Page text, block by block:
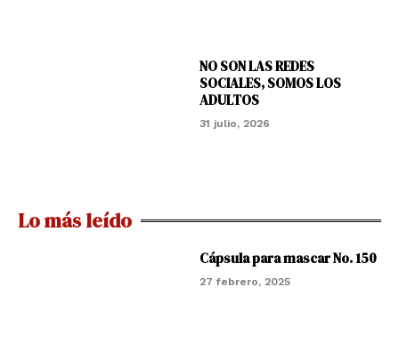
NO SON LAS REDES
SOCIALES, SOMOS LOS
ADULTOS
31 julio, 2026
Lo más leído
Cápsula para mascar No. 150
27 febrero, 2025